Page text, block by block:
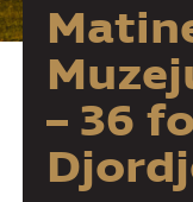
– 36